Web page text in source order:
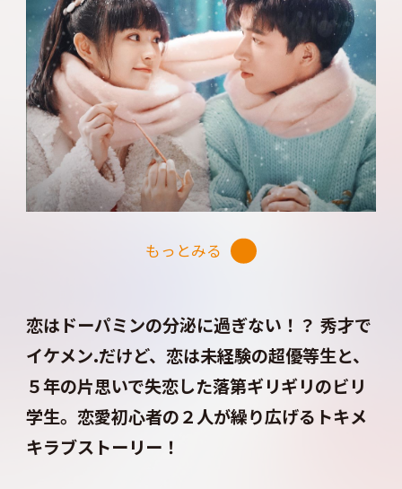
人気急上昇中の２人がキュートな恋模様を繰り広
げる！ 高校の仲の良い同級生に５年間の片思い
の末失恋、勉強は頑張っているけれどプレシャー
に弱く、試験は毎回落第ギリギリという盧晩晩
（ルー・ワンワン）を、ベビーフェイスで笑顔が
チャーミングなティエン・シーウェイが最高にキ
ュートに演じる。
ュー）には、ワン・シンユエ。物事を四角四面に
する恋愛初心者の秀才っぷりが微笑ましい。
今注目の２人が甘くて最高にピュアな恋を繰り広
げる幸せいっぱいのキュートなラブコメディ！
もっとみる
恋はドーパミンの分泌に過ぎない！？ 秀才で
イケメン.だけど、恋は未経験の超優等生と、
５年の片思いで失恋した落第ギリギリのビリ
学生。恋愛初心者の２人が繰り広げるトキメ
キラブストーリー！